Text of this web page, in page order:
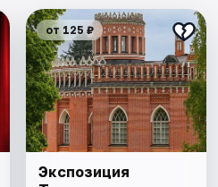
от 125 ₽
Экспозиция